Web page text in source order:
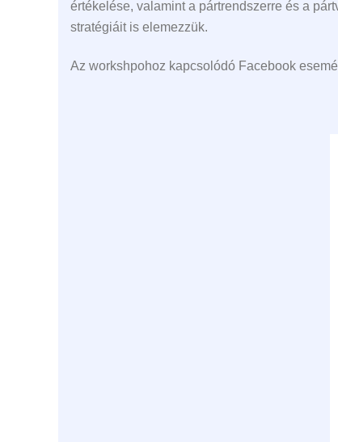
értékelése, valamint a pártrendszerre és a
stratégiáit is elemezzük.
Az workshpohoz kapcsolódó Facebook